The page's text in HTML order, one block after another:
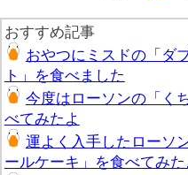
おすすめ記事
おやつにミスドの「ダ
ト」を食べました
今度はローソンの「く
べてみたよ
運よく入手したローソ
ールケーキ」を食べてみた